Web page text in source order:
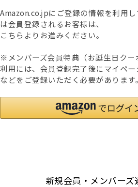
Amazon.co.jpにご登録の情報を利用
は会員登録されるお客様は、
こちらよりお進みください。
※メンバーズ会員特典（お誕生日クー
利用には、会員登録完了後にマイペー
などをご登録いただく必要があります。
新規会員・メンバーズ